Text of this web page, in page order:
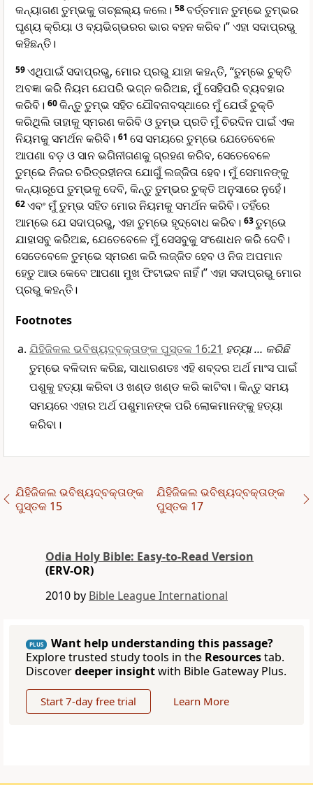
କନ୍ୟାଗଣ ତୁମ୍ଭକୁ ତାଚ୍ଛଲ୍ୟ କଲେ। 58ବର୍ତ୍ତମାନ ତୁମ୍ଭେ ତୁମ୍ଭର
ଘୃଣ୍ୟ କ୍ରିୟା ଓ ବ୍ୟଭିଗ୍ଭରର ଭାର ବହନ କରିବ।” ଏହା ସଦାପ୍ରଭୁ
କହିଛନ୍ତି।
59ଏଥିପାଇଁ ସଦାପ୍ରଭୁ, ମୋର ପ୍ରଭୁ ଯାହା କହନ୍ତି, “ତୁମ୍ଭେ ଚୁକ୍ତି
ଅବଜ୍ଞା କରି ନିୟମ ଯେପରି ଭଗ୍ନ କରିଅଛ, ମୁଁ ସେହିପରି ବ୍ୟବହାର
କରିବି। 60କିନ୍ତୁ ତୁମ୍ଭ ସହିତ ଯୌବନାବସ୍ଥାରେ ମୁଁ ଯେଉଁ ଚୁକ୍ତି
କରିଥିଲି ତାହାକୁ ସ୍ମରଣ କରିବି ଓ ତୁମ୍ଭ ପ୍ରତି ମୁଁ ଚିରଦିନ ପାଇଁ ଏକ
ନିୟମକୁ ସମର୍ଥନ କରିବି। 61 ସେ ସମୟରେ ତୁମ୍ଭେ ଯେତେବେଳେ
ଆପଣା ବଡ଼ ଓ ସାନ ଭଗିନୀଗଣକୁ ଗ୍ରହଣ କରିବ, ସେତେବେଳେ
ତୁମ୍ଭେ ନିଜର ଚରିତ୍ରହୀନତା ଯୋଗୁଁ ଲଜ୍ଜିତା ହେବ। ମୁଁ ସେମାନଙ୍କୁ
କନ୍ୟାରୂପେ ତୁମ୍ଭକୁ ଦେବି, କିନ୍ତୁ ତୁମ୍ଭର ଚୁକ୍ତି ଅନୁସାରେ ନୁହେଁ।
62ଏବଂ ମୁଁ ତୁମ୍ଭ ସହିତ ମୋର ନିୟମକୁ ସମର୍ଥନ କରିବି। ତହିଁରେ
ଆମ୍ଭେ ଯେ ସଦାପ୍ରଭୁ, ଏହା ତୁମ୍ଭେ ହୃ‌ଦ୍‌ବୋଧ କରିବ। 63ତୁମ୍ଭେ
ଯାହାସବୁ କରିଅଛ, ଯେତେବେଳେ ମୁଁ ସେସବୁକୁ ସଂଶୋଧନ କରି ଦେବି।
ସେତେବେଳେ ତୁମ୍ଭେ ସ୍ମରଣ କରି ଲଜ୍ଜିତ ହେବ ଓ ନିଜ ଅପମାନ
ହେତୁ ଆଉ କେବେ ଆପଣା ମୁଖ ଫିଟାଇବ ନାହିଁ।” ଏହା ସଦାପ୍ରଭୁ ମୋର
ପ୍ରଭୁ କହନ୍ତି।
Footnotes
ଯିହିଜିକଲ ଭବିଷ୍ୟ‌ଦ୍‌ବକ୍ତାଙ୍କ ପୁସ୍ତକ 16:21 ହତ୍ୟା … କରିଛି
ତୁମ୍ଭେ ବଳିଦାନ କରିଛ, ସାଧାରଣତଃ ଏହି ଶବ୍ଦର ଅର୍ଥ ମାଂସ ପାଇଁ
ପଶୁକୁ ହତ୍ୟା କରିବା ଓ ଖଣ୍ଡ ଖଣ୍ଡ କରି କାଟିବା। କିନ୍ତୁ ସମୟ
ସମୟରେ ଏହାର ଅର୍ଥ ପଶୁମାନଙ୍କ ପରି ଲୋକମାନଙ୍କୁ ହତ୍ୟା
କରିବା।
ଯିହିଜିକଲ ଭବିଷ୍ୟ‌ଦ୍‌ବକ୍ତାଙ୍କ
ପୁସ୍ତକ 15
ଯିହିଜିକଲ ଭବିଷ୍ୟ‌ଦ୍‌ବକ୍ତାଙ୍କ
ପୁସ୍ତକ 17
Odia Holy Bible: Easy-to-Read Version
(ERV-OR)
2010 by Bible League International
PLUS
Want help understanding this passage?
Explore trusted study tools in the Resourcestab.
Discoverdeeper insightwith Bible Gateway Plus.
Start 7-day free trial Learn More